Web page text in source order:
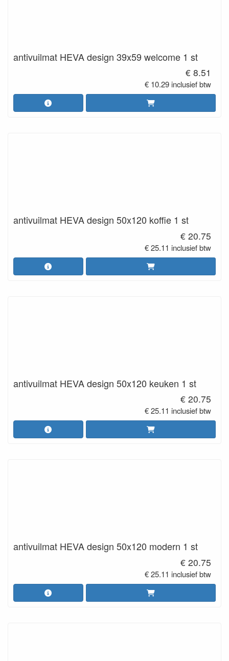
antivuilmat HEVA design 39x59 welcome 1 st
€ 8.51
€ 10.29 inclusief btw
antivuilmat HEVA design 50x120 koffie 1 st
€ 20.75
€ 25.11 inclusief btw
antivuilmat HEVA design 50x120 keuken 1 st
€ 20.75
€ 25.11 inclusief btw
antivuilmat HEVA design 50x120 modern 1 st
€ 20.75
€ 25.11 inclusief btw